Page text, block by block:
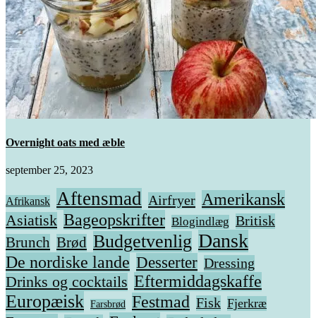
Overnight oats med æble
september 25, 2023
Afrikansk Aftensmad Airfryer Amerikansk
Asiatisk Bageopskrifter Blogindlæg Britisk
Brunch Brød Budgetvenlig Dansk
De nordiske lande Desserter Dressing
Drinks og cocktails Eftermiddagskaffe
Europæisk Farsbrød Festmad Fisk Fjerkræ